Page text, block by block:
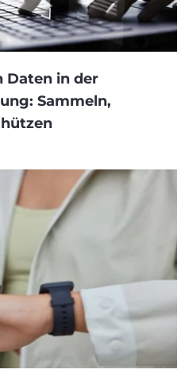
Daten in der
Sammeln,